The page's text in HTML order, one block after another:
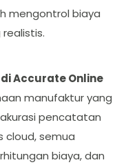
mengontrol biaya
Accurate Online
manufaktur yang
pencatatan
cloud, semua
biaya, dan